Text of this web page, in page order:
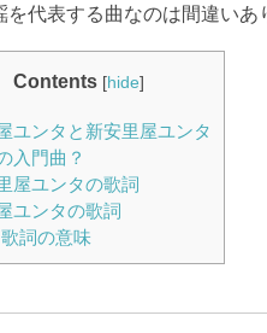
を代表する曲なのは間違いあ
Contents [hide]
ユンタと新安里屋ユンタ
入門曲？
屋ユンタの歌詞
ユンタの歌詞
歌詞の意味